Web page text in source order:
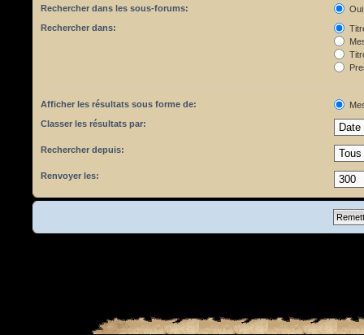
Rechercher dans les sous-forums:
Oui
Rechercher dans:
Afficher les résultats sous forme de:
Classer les résultats par:
Rechercher depuis:
Renvoyer les: